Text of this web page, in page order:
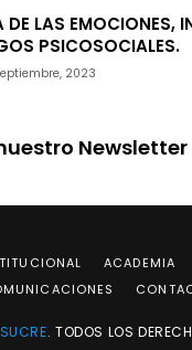
DE LAS EMOCIONES,
PSICOSOCIALES.
2023
Newsletter
ACADEMIA
. TODOS LOS